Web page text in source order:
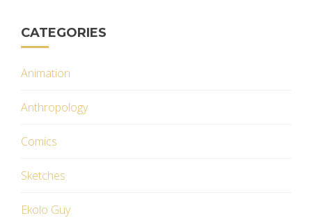
CATEGORIES
Animation
Anthropology
Comics
Sketches
Ekolo Guy